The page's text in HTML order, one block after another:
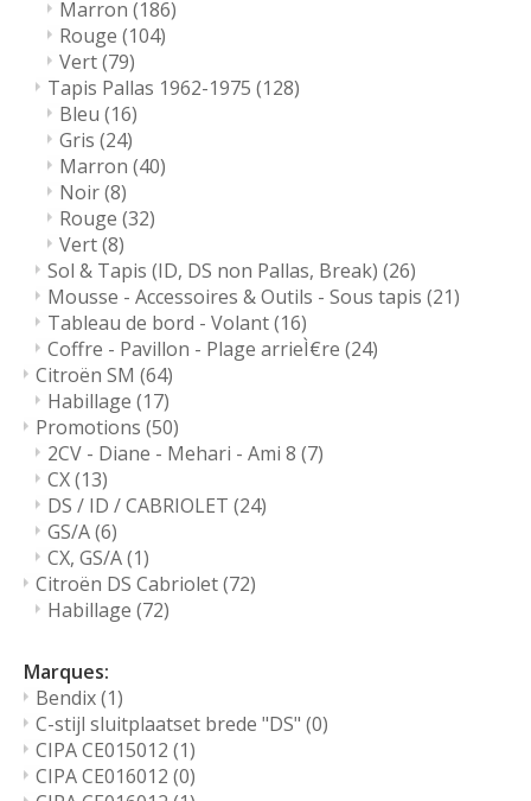
Marron (186)
Rouge (104)
Vert(79)
Tapis Pallas 1962-1975 (128)
Bleu (16)
Gris (24)
Marron (40)
Noir(8)
Rouge (32)
Vert(8)
Sol & Tapis (ID, DS non Pallas, Break) (26)
Mousse - Accessoires & Outils - Sous tapis (21)
Tableau de bord - Volant(16)
Coffre - Pavillon - Plage arrieÌ€re (24)
Citroën SM (64)
Habillage (17)
Promotions (50)
2CV - Diane - Mehari - Ami 8 (7)
CX(13)
DS / ID / CABRIOLET (24)
GS/A(6)
CX, GS/A(1)
Citroën DS Cabriolet(72)
Habillage (72)
Marques:
Bendix(1)
C-stijl sluitplaatset brede "DS" (0)
CIPA CE015012 (1)
CIPA CE016012 (0)